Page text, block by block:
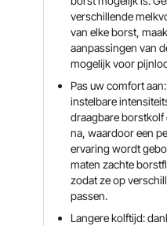
verschillende
van elke borst,
aanpassingen van
mogelijk voor
Pas uw comfort
instelbare
draagbare borstkolf
na, waardoor een
ervaring wordt
maten zachte
zodat ze op
passen.
Langere kolftijd: